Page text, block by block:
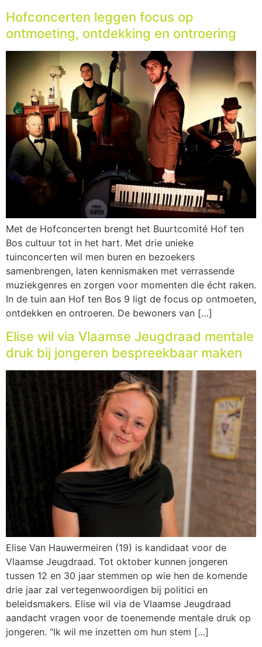
Hofconcerten leggen focus op
ontmoeting, ontdekking en ontroering
Met de Hofconcerten brengt het Buurtcomité Hof ten
Bos cultuur tot in het hart. Met drie unieke
tuinconcerten wil men buren en bezoekers
samenbrengen, laten kennismaken met verrassende
muziekgenres en zorgen voor momenten die écht raken.
In de tuin aan Hof ten Bos 9 ligt de focus op ontmoeten,
ontdekken en ontroeren. De bewoners van […]
Elise wil via Vlaamse Jeugdraad mentale
druk bij jongeren bespreekbaar maken
Elise Van Hauwermeiren (19) is kandidaat voor de
Vlaamse Jeugdraad. Tot oktober kunnen jongeren
tussen 12 en 30 jaar stemmen op wie hen de komende
drie jaar zal vertegenwoordigen bij politici en
beleidsmakers. Elise wil via de Vlaamse Jeugdraad
aandacht vragen voor de toenemende mentale druk op
jongeren. “Ik wil me inzetten om hun stem […]